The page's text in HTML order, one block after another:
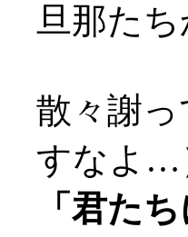
旦那た
散々謝
すなよ…
「君た